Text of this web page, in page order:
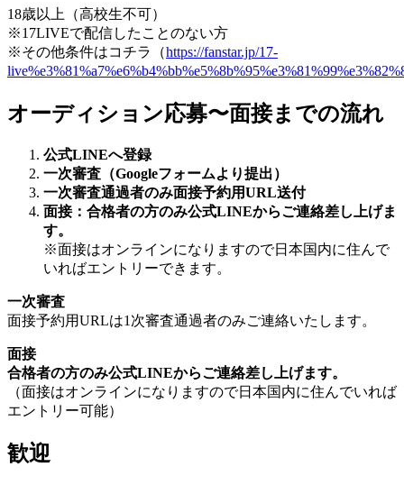
18歳以上（高校生不可）
※17LIVEで配信したことのない方
※その他条件はコチラ（https://fanstar.jp/17-
オーディション応募〜面接までの流れ
公式LINEへ登録
一次審査（Googleフォームより提出）
一次審査通過者のみ面接予約用URL送付
面接：合格者の方のみ公式LINEからご連絡差し上げま
す。
※面接はオンラインになりますので日本国内に住んで
いればエントリーできます。
一次審査
面接予約用URLは1次審査通過者のみご連絡いたします。
面接
合格者の方のみ公式LINEからご連絡差し上げます。
（面接はオンラインになりますので日本国内に住んでいれば
エントリー可能）
歓迎